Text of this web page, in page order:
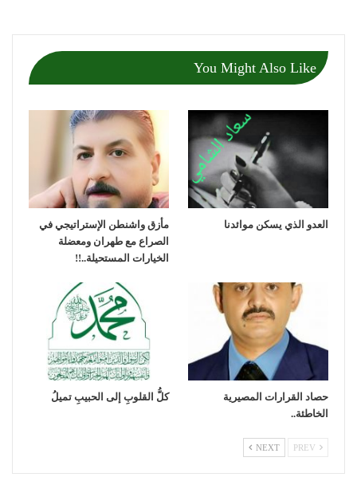
You Might Also Like
العدو الذي يسكن موائدنا
مأزق واشنطن الإستراتيجي في
الصراع مع طهران ومعضلة
الخيارات المستحيلة..!!
حصاد القرارات المصيرية
الخاطئة..
كلُّ القلوبِ إلى الحبيبِ تميلُ
NEXT